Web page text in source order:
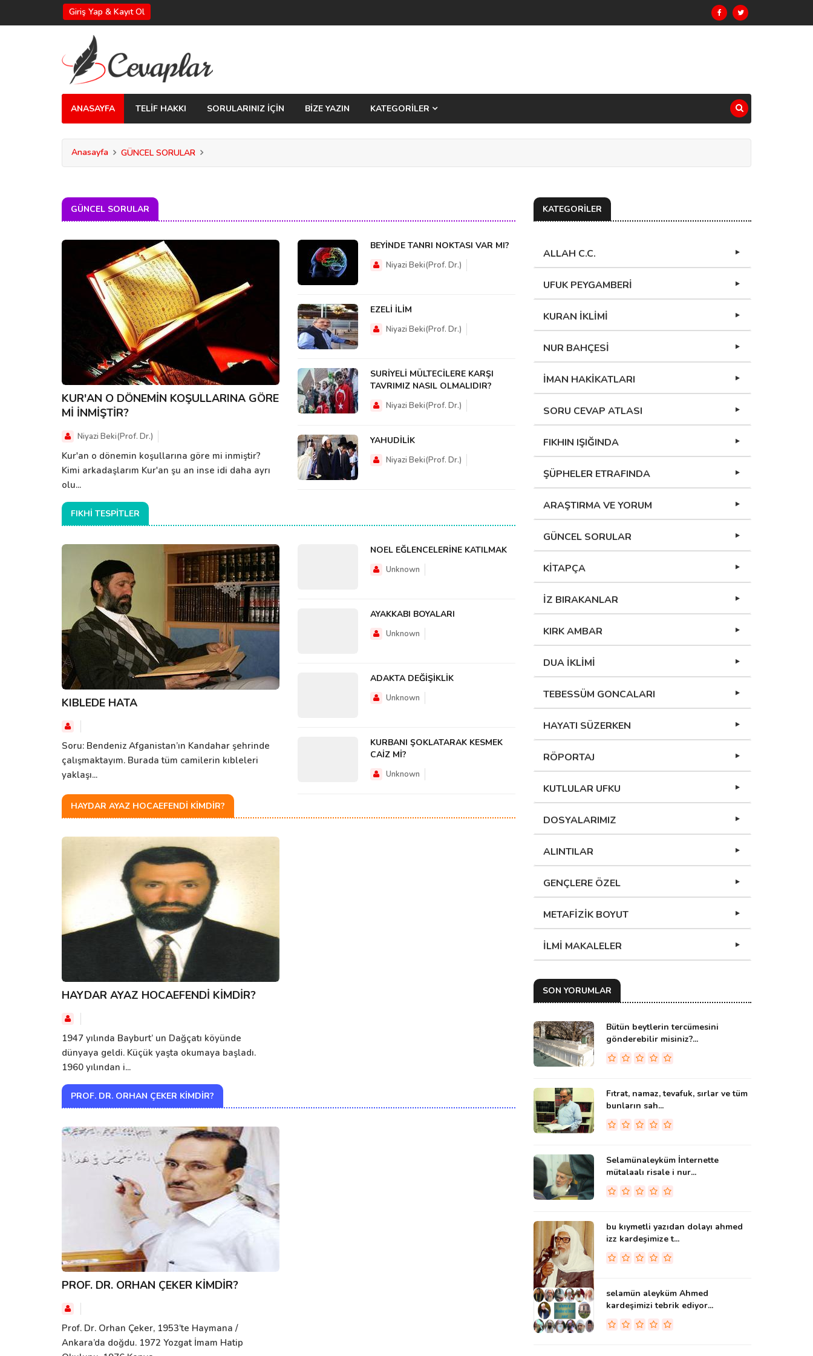
Giriş Yap & Kayıt Ol
ANASAYFA TELİF HAKKI SORULARINIZ İÇİN BİZE YAZIN KATEGORİLER
Anasayfa GÜNCEL SORULAR
GÜNCEL SORULAR
KUR'AN O DÖNEMİN KOŞULLARINA GÖRE
Mİ İNMİŞTİR?
Niyazi Beki(Prof. Dr.)
Kur'an o dönemin koşullarına göre mi inmiştir?
Kimi arkadaşlarım Kur'an şu an inse idi daha ayrı
olu...
BEYİNDE TANRI NOKTASI VAR MI?
Niyazi Beki(Prof. Dr.)
EZELİ İLİM
Niyazi Beki(Prof. Dr.)
SURİYELİ MÜLTECİLERE KARŞI
TAVRIMIZ NASIL OLMALIDIR?
Niyazi Beki(Prof. Dr.)
YAHUDİLİK
Niyazi Beki(Prof. Dr.)
FIKHI TESPITLER
KIBLEDE HATA
Soru: Bendeniz Afganistan’ın Kandahar şehrinde
çalışmaktayım. Burada tüm camilerin kıbleleri
yaklaşı...
NOEL EĞLENCELERİNE KATILMAK
Unknown
AYAKKABI BOYALARI
Unknown
ADAKTA DEĞİŞİKLİK
Unknown
KURBANI ŞOKLATARAK KESMEK
CAİZ Mİ?
Unknown
HAYDAR AYAZ HOCAEFENDI KIMDIR?
HAYDAR AYAZ HOCAEFENDİ KİMDİR?
1947 yılında Bayburt’ un Dağçatı köyünde
dünyaya geldi. Küçük yaşta okumaya başladı.
1960 yılından i...
PROF. DR. ORHAN ÇEKER KIMDIR?
PROF. DR. ORHAN ÇEKER KİMDİR?
Prof. Dr. Orhan Çeker, 1953’te Haymana /
Ankara’da doğdu. 1972 Yozgat İmam Hatip
KATEGORİLER
ALLAH C.C.
UFUK PEYGAMBERİ
KURAN İKLİMİ
NUR BAHÇESİ
İMAN HAKİKATLARI
SORU CEVAP ATLASI
FIKHIN IŞIĞINDA
ŞÜPHELER ETRAFINDA
ARAŞTIRMA VE YORUM
GÜNCEL SORULAR
KİTAPÇA
İZ BIRAKANLAR
KIRK AMBAR
DUA İKLİMİ
TEBESSÜM GONCALARI
HAYATI SÜZERKEN
RÖPORTAJ
KUTLULAR UFKU
DOSYALARIMIZ
ALINTILAR
GENÇLERE ÖZEL
METAFİZİK BOYUT
İLMİ MAKALELER
SON YORUMLAR
Bütün beytlerin tercümesini
gönderebilir misiniz?...
Fıtrat, namaz, tevafuk, sırlar ve tüm
bunların sah...
Selamünaleyküm İnternette
mütalaalı risale i nur...
bu kıymetli yazıdan dolayı ahmed
izz kardeşimize t...
selamün aleyküm Ahmed
kardeşimizi tebrik ediyor...